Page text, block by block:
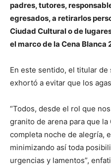
padres, tutores,
egresados, a retirarlos
Ciudad Cultural o de
el marco de la Cena Blanca
En este sentido, el titular
exhortó a evitar que los
“Todos, desde el rol que
granito de arena para que la
completa noche de alegría,
minimizando así toda
urgencias y lamentos”,